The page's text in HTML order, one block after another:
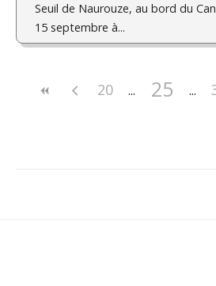
Seuil de Naurouze, au bord du
15 septembre à...
20 25